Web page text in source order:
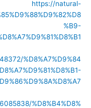
https://natural-
%B9-
%D8%A7%D9%84
%D8%B4%D8%